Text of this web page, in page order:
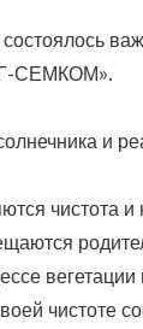
СЕМКОМ».
и
чистота и
вегетации
чистоте